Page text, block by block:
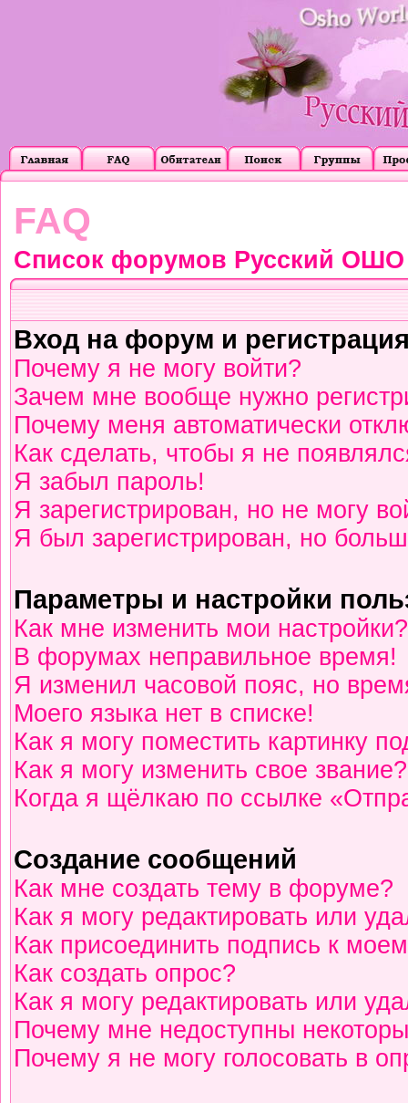
FAQ
Список форумов Русский ОШО
Вход на форум и
Почему я не могу войти?
Зачем мне вообще нужно
Почему меня автоматически
Как сделать, чтобы я не
Я забыл пароль!
Я зарегистрирован, но не могу
Я был зарегистрирован, но
Параметры и настройки
Как мне изменить мои настройки?
В форумах неправильное время!
Я изменил часовой пояс, но
Моего языка нет в списке!
Как я могу поместить картинку
Как я могу изменить свое звание?
Когда я щёлкаю по ссылке
Создание сообщений
Как мне создать тему в форуме?
Как я могу редактировать или
Как присоединить подпись к
Как создать опрос?
Как я могу редактировать или
Почему мне недоступны
Почему я не могу голосовать в